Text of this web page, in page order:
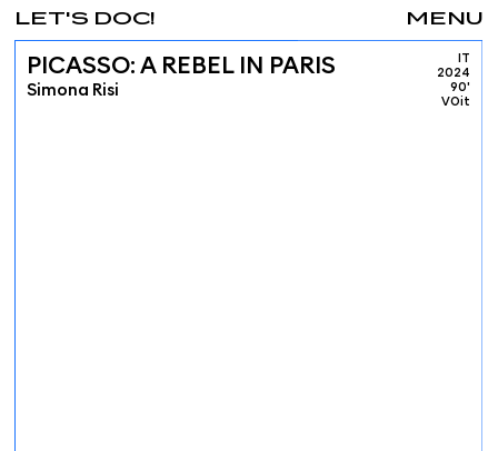
MENU
LET'S DOC!
PICASSO: A REBEL IN PARIS
Simona Risi
IT
2024
90'
VOit